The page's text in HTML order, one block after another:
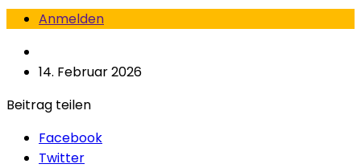
Anmelden
14. Februar 2026
Beitrag teilen
Facebook
Twitter